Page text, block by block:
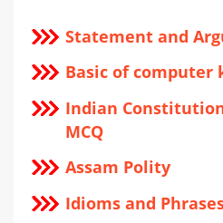
Statement and
Basic of computer
Indian
MCQ
Assam Polity
Idioms and